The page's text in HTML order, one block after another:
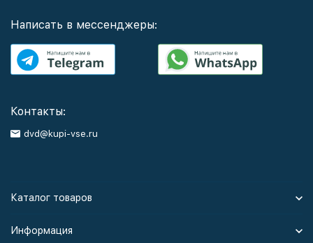
Написать в мессенджеры:
Контакты:
dvd@kupi-vse.ru
Каталог товаров
Информация